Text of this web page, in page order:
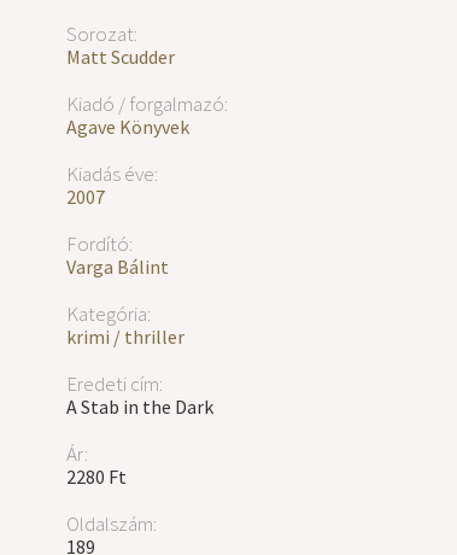
Sorozat:
Matt Scudder
Kiadó / forgalmazó:
Agave Könyvek
Kiadás éve:
2007
Fordító:
Varga Bálint
Kategória:
krimi / thriller
Eredeti cím:
A Stab in the Dark
Ár:
2280 Ft
Oldalszám:
189